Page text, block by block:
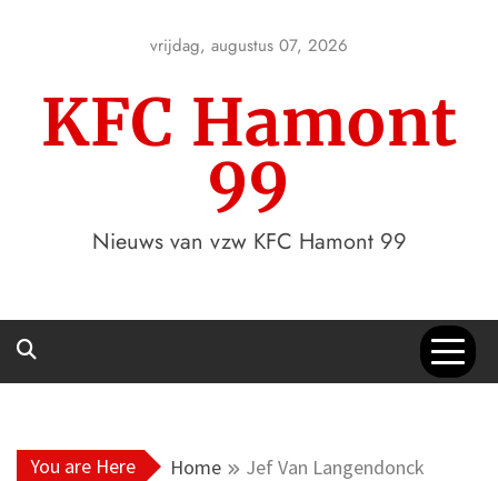
vrijdag, augustus 07, 2026
KFC Hamont
99
Nieuws van vzw KFC Hamont 99
You are Here Home Jef Van Langendonck